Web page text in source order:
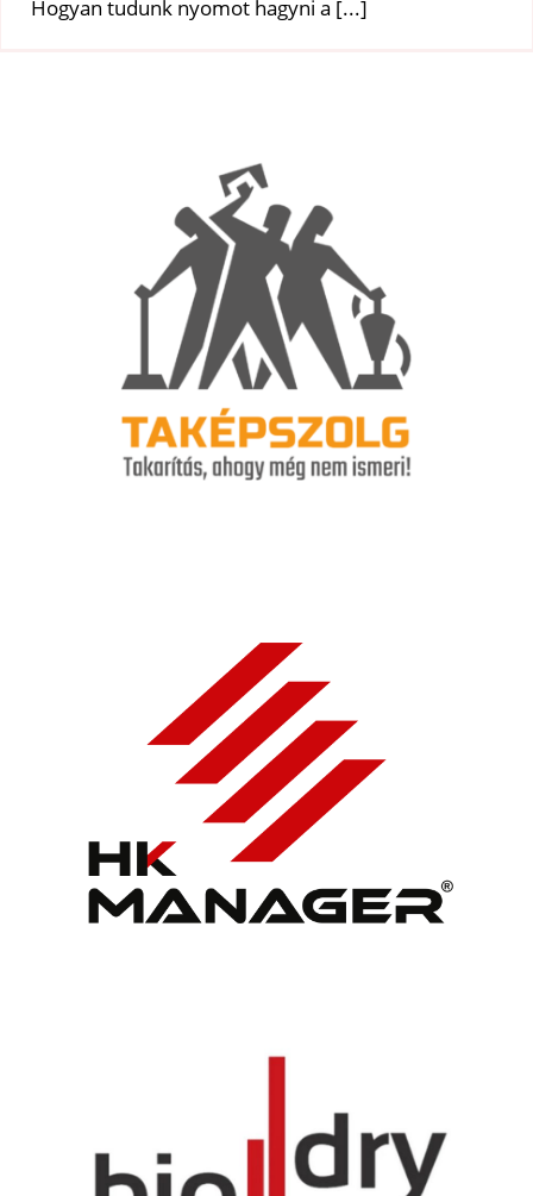
Hogyan tudunk nyomot hagyni a [...]